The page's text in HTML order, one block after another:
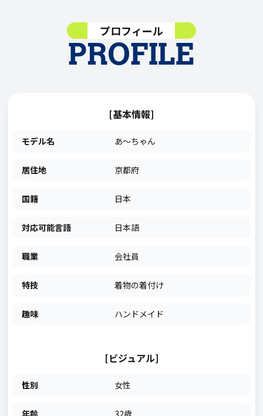
PROFILE
プロフィール
[基本情報]
モデル名 あ～ちゃん
居住地 京都府
国籍 日本
対応可能言語 日本語
職業 会社員
特技 着物の着付け
趣味 ハンドメイド
[ビジュアル]
性別 女性
年齢 32歳